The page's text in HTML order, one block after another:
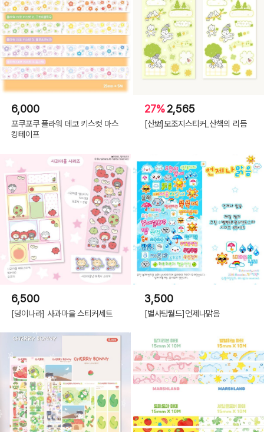
6,000
포쿠포쿠 플라워 데코 키스컷 마스
킹테이프
27%2,565
[산뽀]모조지스티커_산책의 리듬
6,500
[덩이나라] 사과마을 스티커세트
3,500
[별사탕월드]언제나맑음